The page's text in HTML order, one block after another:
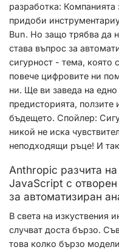
разработка: Компанията
придоби
Bun. Но защо трябва да
става въпрос за
сигурност - тема, която
повече цифровите ни
ни. Ще ви заведа на
предисторията, ползите
бъдещето. Спойлер:
никой не иска
неподходящи ръце! И
Anthropic разчита
JavaScript с
за автоматизиран
В света на изкуствения
случват доста бързо.
това колко бързо